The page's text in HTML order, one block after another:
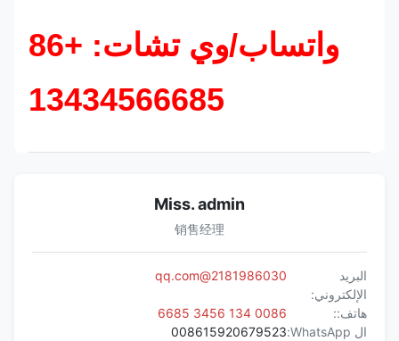
واتساب/وي تشات: +86
13434566685
Miss. admin
销售经理
البريد
الإلكتروني:
2181986030@qq.com
هاتف::
0086 134 3456 6685
ال WhatsApp:
008615920679523